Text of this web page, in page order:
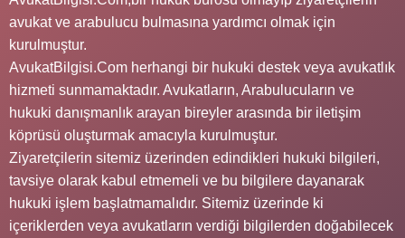
avukat ve arabulucu bulmasına yardımcı olmak için
kurulmuştur.
AvukatBilgisi.Com herhangi bir hukuki destek veya avukatlık
hizmeti sunmamaktadır. Avukatların, Arabulucuların ve
hukuki danışmanlık arayan bireyler arasında bir iletişim
köprüsü oluşturmak amacıyla kurulmuştur.
Ziyaretçilerin sitemiz üzerinden edindikleri hukuki bilgileri,
tavsiye olarak kabul etmemeli ve bu bilgilere dayanarak
hukuki işlem başlatmamalıdır. Sitemiz üzerinde ki
içeriklerden veya avukatların verdiği bilgilerden doğabilecek